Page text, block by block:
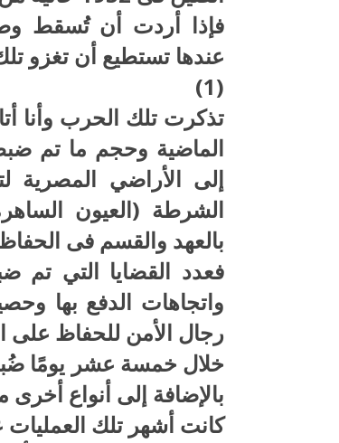
فإذا أردت أن تُسقط
عندها تستطيع أن تغزو
(1)
تذكرت تلك الحرب وأنا
الماضية وحجم ما تم
إلى الأراضي المصرية
الشرطة (العيون
بالعهد والقسم فى
فعدد القضايا التي تم
واتجاهات الدفع بها
رجال الأمن للحفاظ على
بالإضافة إلى أنواع
كانت أشهر تلك